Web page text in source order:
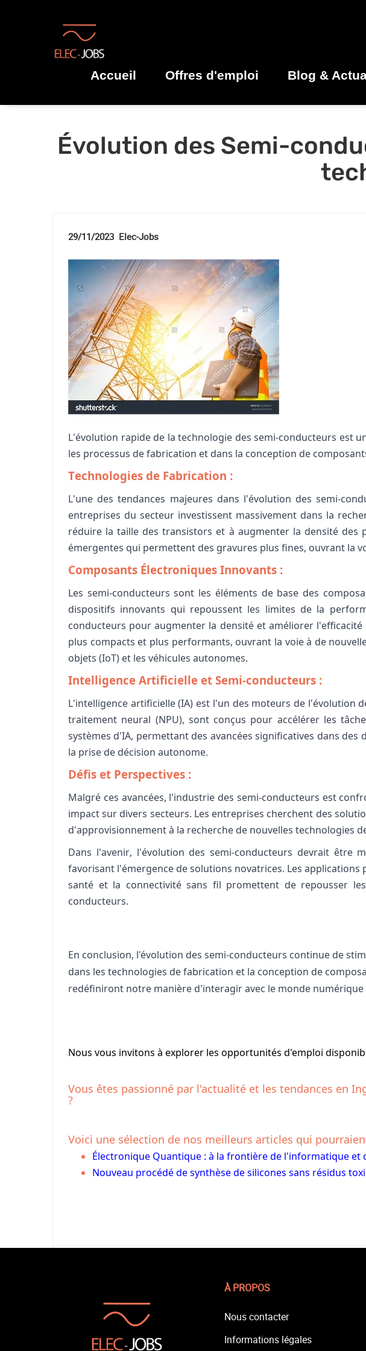
Accueil Offres d'emploi Blog &
Évolution des Semi-
29/11/2023 Elec-Jobs
L'évolution rapide de la technologie des semi-conducteurs est
les processus de fabrication et dans la conception de
Technologies de Fabrication :
L'une des tendances majeures dans l'évolution des semi-
entreprises du secteur investissent massivement dans la
réduire la taille des transistors et à augmenter la densité des
émergentes qui permettent des gravures plus fines, ouvrant la
Composants Électroniques Innovants :
Les semi-conducteurs sont les éléments de base des
dispositifs innovants qui repoussent les limites de la
conducteurs pour augmenter la densité et améliorer
plus compacts et plus performants, ouvrant la voie à de
objets (IoT) et les véhicules autonomes.
Intelligence Artificielle et Semi-conducteurs :
L'intelligence artificielle (IA) est l'un des moteurs de l'évolution
traitement neural (NPU), sont conçus pour accélérer les
systèmes d'IA, permettant des avancées significatives dans
la prise de décision autonome.
Défis et Perspectives :
Malgré ces avancées, l'industrie des semi-conducteurs est
impact sur divers secteurs. Les entreprises cherchent des
d'approvisionnement à la recherche de nouvelles technologies
Dans l'avenir, l'évolution des semi-conducteurs devrait être
favorisant l'émergence de solutions novatrices. Les
santé et la connectivité sans fil promettent de repousser
conducteurs.
En conclusion, l'évolution des semi-conducteurs continue de
dans les technologies de fabrication et la conception de
redéfiniront notre manière d'interagir avec le monde
Nous vous invitons à explorer les opportunités d'emploi
Vous êtes passionné par l'actualité et les tendances en
?
Voici une sélection de nos meilleurs articles qui
Électronique Quantique : à la frontière de l'informatique et
Nouveau procédé de synthèse de silicones sans résidus
À PROPOS
Nous contacter
Informations légales